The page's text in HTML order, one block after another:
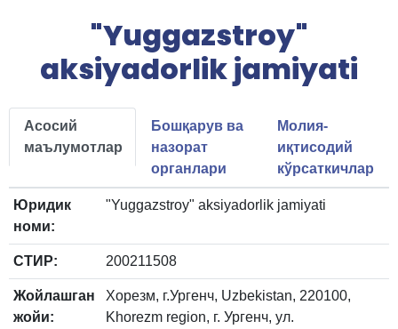
"Yuggazstroy"
aksiyadorlik jamiyati
Асосий
маълумотлар
Бошқарув ва
назорат
органлари
Молия-
иқтисодий
кўрсаткичлар
Юридик
номи:
"Yuggazstroy" aksiyadorlik jamiyati
СТИР: 200211508
Жойлашган
жойи:
Хорезм, г.Ургенч, Uzbekistan, 220100,
Khorezm region, г. Ургенч, ул.